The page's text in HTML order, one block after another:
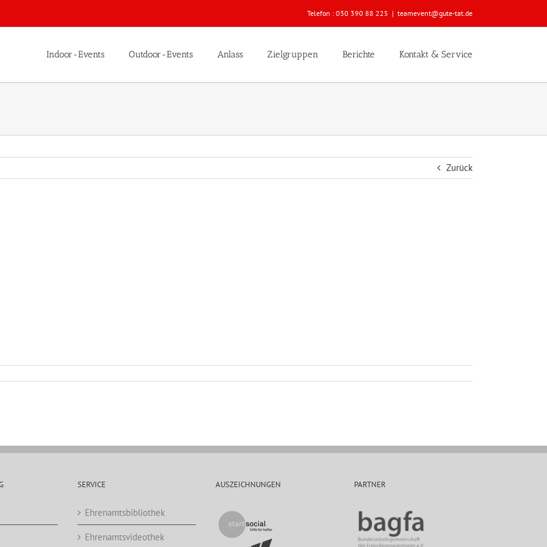
Telefon : 030 390 88 225 | teamevent@gute-tat.de
Indoor-Events Outdoor-Events Anlass Zielgruppen Berichte Kontakt & Service
Zurück
SERVICE
Ehrenamtsbibliothek
Ehrenamtsvideothek
AUSZEICHNUNGEN PARTNER